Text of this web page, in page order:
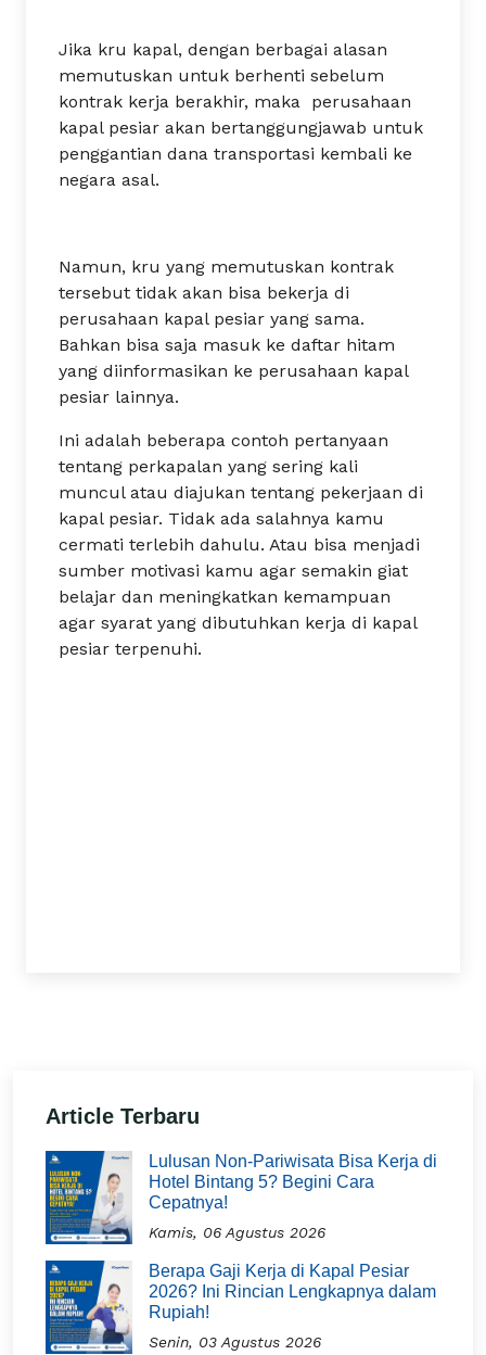
Jika kru kapal, dengan berbagai alasan
memutuskan untuk berhenti sebelum
kontrak kerja berakhir, maka perusahaan
kapal pesiar akan bertanggungjawab untuk
penggantian dana transportasi kembali ke
negara asal.
Namun, kru yang memutuskan kontrak
tersebut tidak akan bisa bekerja di
perusahaan kapal pesiar yang sama.
Bahkan bisa saja masuk ke daftar hitam
yang diinformasikan ke perusahaan kapal
pesiar lainnya.
Ini adalah beberapa contoh pertanyaan
tentang perkapalan yang sering kali
muncul atau diajukan tentang pekerjaan di
kapal pesiar. Tidak ada salahnya kamu
cermati terlebih dahulu. Atau bisa menjadi
sumber motivasi kamu agar semakin giat
belajar dan meningkatkan kemampuan
agar syarat yang dibutuhkan kerja di kapal
pesiar terpenuhi.
Article Terbaru
Lulusan Non-Pariwisata Bisa Kerja di
Hotel Bintang 5? Begini Cara
Cepatnya!
Kamis, 06 Agustus 2026
Berapa Gaji Kerja di Kapal Pesiar
2026? Ini Rincian Lengkapnya dalam
Rupiah!
Senin, 03 Agustus 2026